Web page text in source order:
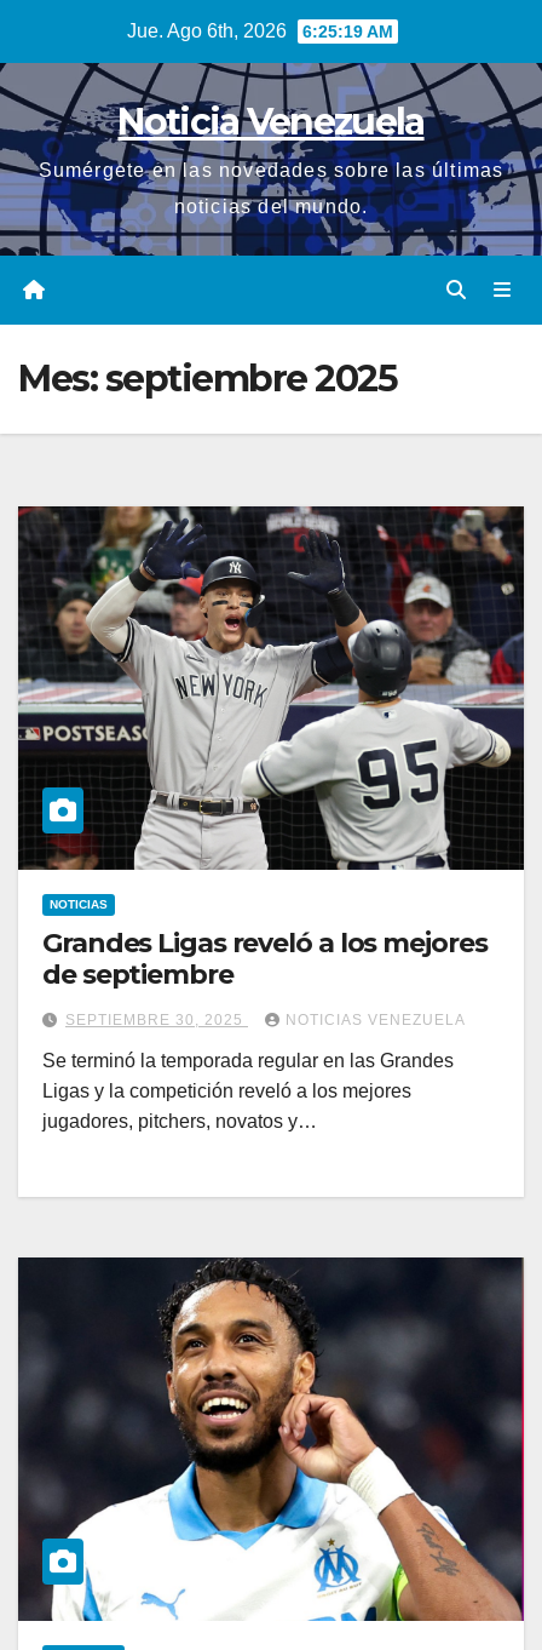
contenido
Jue. Ago 6th, 2026 6:25:20 AM
Noticia Venezuela
Sumérgete en las novedades sobre las últimas
noticias del mundo.
Mes:septiembre 2025
NOTICIAS
Grandes Ligas reveló a los mejores
de septiembre
SEPTIEMBRE 30, 2025 NOTICIAS VENEZUELA
Se terminó la temporada regular en las Grandes
Ligas y la competición reveló a los mejores
jugadores, pitchers, novatos y…